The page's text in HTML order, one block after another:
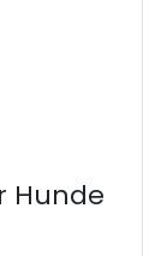
Hunde